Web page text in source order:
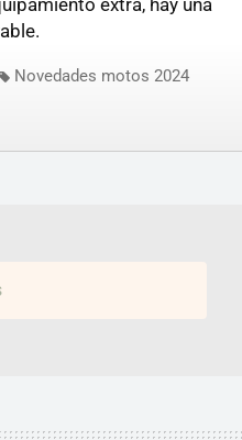
Novedades motos 2024